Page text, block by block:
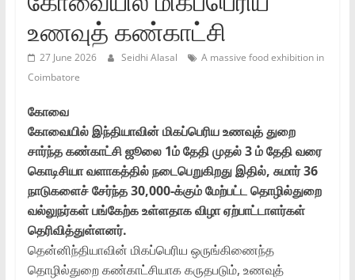
உணவுத் கண்காட்சி
27 June 2026 Seidhi Alasal
A massive food exhibition in
Coimbatore
கோவை
கோவையில் இந்தியாவின் மிகப்பெரிய உணவுத் துறை
சார்ந்த கண்காட்சி ஜூலை 1ம் தேதி முதல் 3 ம் தேதி வரை
கொடிசியா வளாகத்தில் நடைபெறுகிறது இதில், சுமார் 36
நாடுகளைச் சேர்ந்த 30,000-க்கும் மேற்பட்ட தொழில்துறை
வல்லுநர்கள் பங்கேற்க உள்ளதாக விழா ஏற்பாட்டாளர்கள்
தெரிவித்துள்ளனர்.
தென்னிந்தியாவின் மிகப்பெரிய ஒருங்கிணைந்த
தொழில்துறை கண்காட்சியாக கருதபடும், உணவுத்